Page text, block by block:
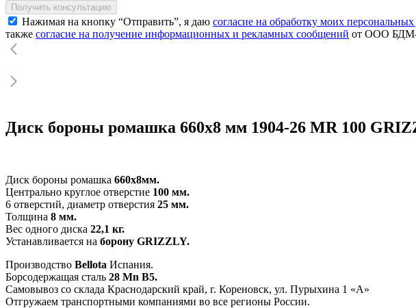
Получить консультацию
Нажимая на кнопку “Отправить”, я даю согласие на обработку моих
также согласие на получение информационных и рекламных сообщений от ООО
Диск бороны ромашка 660х8 мм 1904-26 MR 100
Диск бороны ромашка 660х8мм.
Центрально круглое отверстие 100 мм.
6 отверстий, диаметр отверстия 25 мм.
Толщина 8 мм.
Вес одного диска 22,1 кг.
Устанавливается на борону GRIZZLY.
Производство Bellota Испания.
Борсодержащая сталь 28 Mn B5.
Самовывоз со склада Краснодарский край, г. Кореновск, ул. Пурыхина 1 «А»
Отгружаем транспортными компаниями во все регионы России.